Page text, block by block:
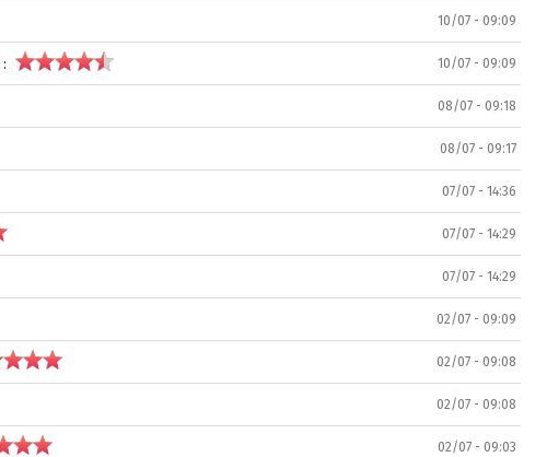
10/07 - 09:09
: 10/07 - 09:09
08/07 - 09:18
08/07 - 09:17
07/07 - 14:36
07/07 - 14:29
07/07 - 14:29
02/07 - 09:09
02/07 - 09:08
02/07 - 09:08
02/07 - 09:03